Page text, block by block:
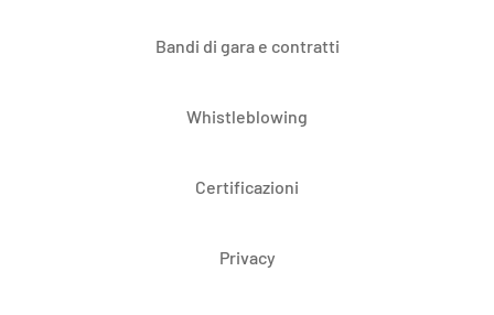
Bandi di gara e contratti
Whistleblowing
Certificazioni
Privacy